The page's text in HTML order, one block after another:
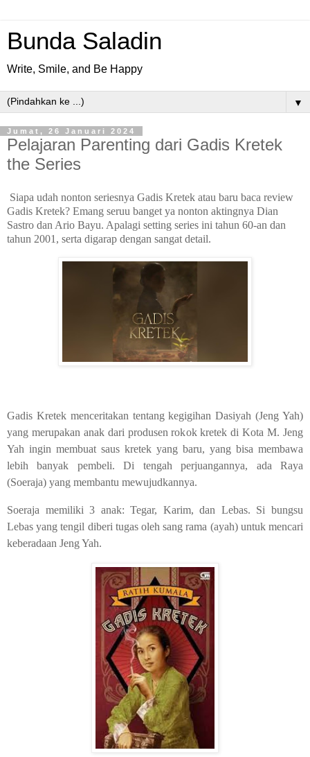
Bunda Saladin
Write, Smile, and Be Happy
▼
Jumat, 26 Januari 2024
Pelajaran Parenting dari Gadis Kretek
the Series
Siapa udah nonton seriesnya Gadis Kretek atau baru baca review
Gadis Kretek? Emang seruu banget ya nonton aktingnya Dian
Sastro dan Ario Bayu. Apalagi setting series ini tahun 60-an dan
tahun 2001, serta digarap dengan sangat detail.
Gadis Kretek menceritakan tentang kegigihan Dasiyah (Jeng Yah)
yang merupakan anak dari produsen rokok kretek di Kota M. Jeng
Yah ingin membuat saus kretek yang baru, yang bisa membawa
lebih banyak pembeli. Di tengah perjuangannya, ada Raya
(Soeraja) yang membantu mewujudkannya.
Soeraja memiliki 3 anak: Tegar, Karim, dan Lebas. Si bungsu
Lebas yang tengil diberi tugas oleh sang rama (ayah) untuk mencari
keberadaan Jeng Yah.